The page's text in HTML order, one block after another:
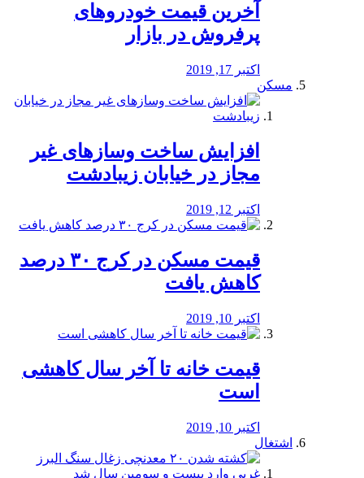
آخرین قیمت خودرو‌های
پرفروش در بازار
اکتبر 17, 2019
مسکن
افزایش ساخت وسازهای غیر
مجاز در خیابان زیبادشت
اکتبر 12, 2019
️قیمت مسکن در کرج ۳۰ درصد
کاهش یافت
اکتبر 10, 2019
قیمت خانه تا آخر سال کاهشی
است
اکتبر 10, 2019
اشتغال